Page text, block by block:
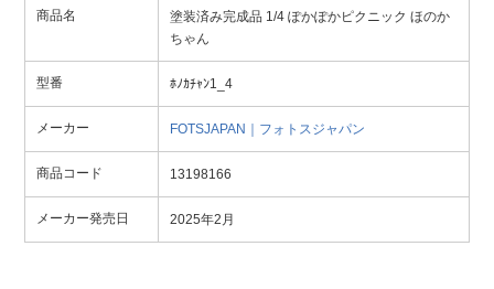
商品名
塗装済み完成品 1/4 ぽかぽかピクニック ほのか
ちゃん
型番 ﾎﾉｶﾁｬﾝ1_4
メーカー FOTSJAPAN｜フォトスジャパン
商品コード 13198166
メーカー発売日 2025年2月